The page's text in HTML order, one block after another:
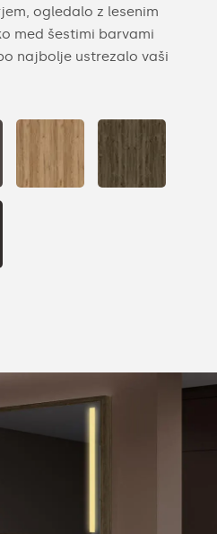
ogledalo z lesenim
med šestimi barvami
najbolje ustrezalo vaši